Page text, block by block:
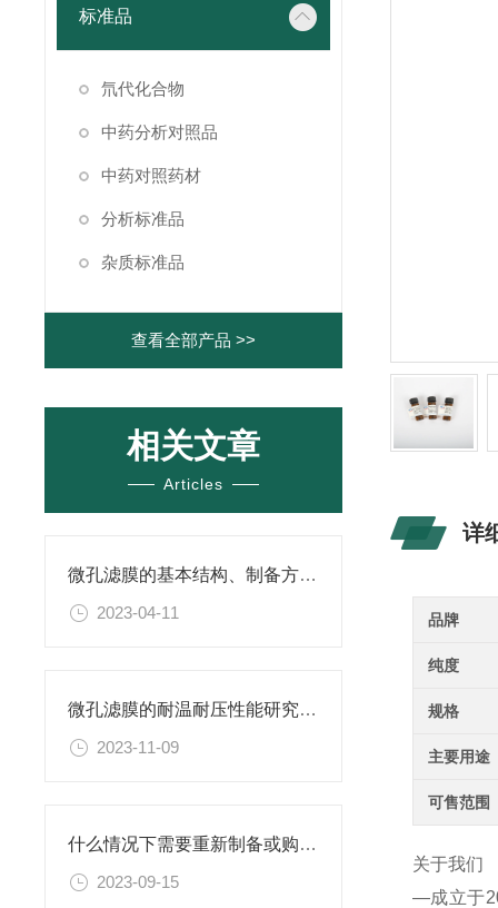
标准品
氘代化合物
中药分析对照品
中药对照药材
分析标准品
杂质标准品
查看全部产品 >>
相关文章
Articles
微孔滤膜的基本结构、制备方法、性能特点以及应用领域
2023-04-11
微孔滤膜的耐温耐压性能研究及其应用
2023-11-09
什么情况下需要重新制备或购置新的乙二胺四乙酸二钠滴定溶液标准物质？
2023-09-15
详
品牌
纯度
规格
主要用途
可售范围
关于我们
—成立于